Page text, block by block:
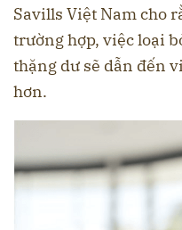
Savills Việt Nam cho
trường hợp, việc loại
thặng dư sẽ dẫn đến
hơn.